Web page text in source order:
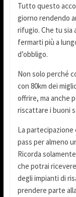
Tutto questo
giorno rendendo
rifugio. Che tu sia
fermarti più a
d’obbligo.
Non solo perché
con 80km dei
offrire, ma anche
riscattare i buoni
La
pass per almeno
Ricorda
che potrai
degli impianti di
prendere parte